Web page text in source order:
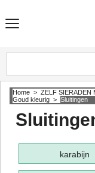
Home > ZELF SIERADEN
Goud kleurig > Sluitingen
karabijn